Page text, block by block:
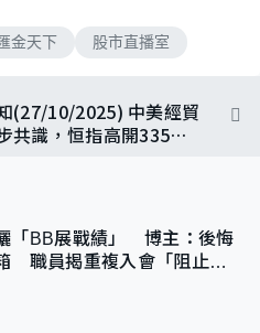
金天下 股市直播室
10/2025) 中美經貿
共識，恒指高開335點
「BB展戰績」 博主：後悔
職員揭重複入會「阻止唔